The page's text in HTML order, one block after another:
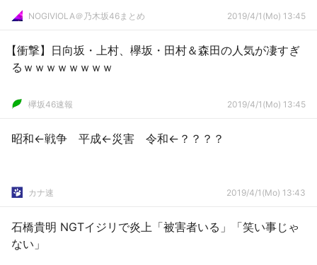
NOGIVIOLA＠乃木坂46まとめ 2019/4/1(Mo) 13:45
【衝撃】日向坂・上村、欅坂・田村＆森田の人気が凄すぎ
るｗｗｗｗｗｗｗｗ
欅坂46速報 2019/4/1(Mo) 13:45
昭和←戦争 平成←災害 令和←？？？？
カナ速 2019/4/1(Mo) 13:43
石橋貴明 NGTイジリで炎上「被害者いる」「笑い事じゃ
ない」